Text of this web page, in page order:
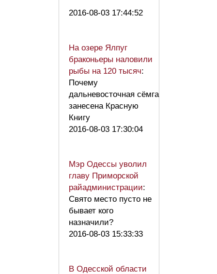
2016-08-03 17:44:52
На озере Ялпуг
браконьеры наловили
рыбы на 120 тысяч:
Почему
дальневосточная сёмга
занесена Красную
Книгу
2016-08-03 17:30:04
Мэр Одессы уволил
главу Приморской
райадминистрации:
Свято место пусто не
бывает кого
назначили?
2016-08-03 15:33:33
В Одесской области